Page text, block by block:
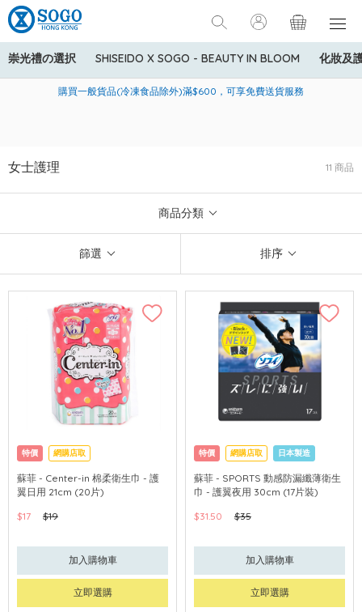
崇光禮の選択 SHISEIDO X SOGO - BEAUTY IN BLOOM 化妝及
美國運通Explorer®信用卡會員購物禮遇：高達5%簽賬回贈！
購買一般貨品(冷凍食品除外)滿$600，可享免費送貨服務
寄送中國內地服務只適用於指定商品，若訂單金額少於HK$600(折
女士護理 11 商品
商品分類
篩選 排序
特價 網購店取
蘇菲 - Center-in 棉柔衛生巾 - 護
翼日用 21cm (20片)
$17
$19
加入購物車
立即選購
特價 網購店取 日本製造
蘇菲 - SPORTS 動感防漏纖薄衛生
巾 - 護翼夜用 30cm (17片裝)
$31.50
$35
加入購物車
立即選購